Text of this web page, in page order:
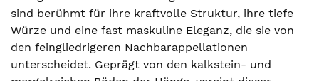
sind berühmt für ihre kraftvolle Struktur, ihre tiefe
Würze und eine fast maskuline Eleganz, die sie von
den feingliedrigeren Nachbarappellationen
unterscheidet. Geprägt von den kalkstein- und